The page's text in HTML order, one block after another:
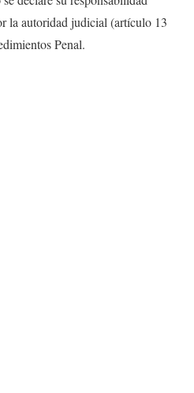
la autoridad judicial (artículo 13
Penal.